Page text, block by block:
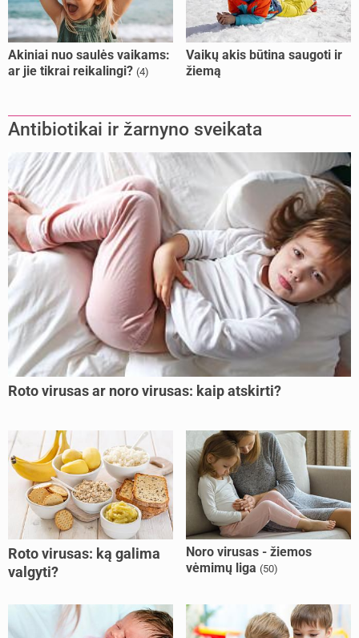
Akiniai nuo saulės vaikams:
ar jie tikrai reikalingi? (4)
Vaikų akis būtina saugoti ir
žiemą
Antibiotikai ir žarnyno sveikata
Roto virusas ar noro virusas: kaip atskirti?
Roto virusas: ką galima
valgyti?
Noro virusas - žiemos
vėmimų liga (50)